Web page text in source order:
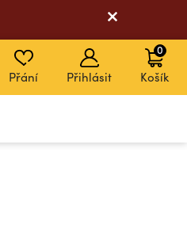
Přání Přihlásit Košík
0